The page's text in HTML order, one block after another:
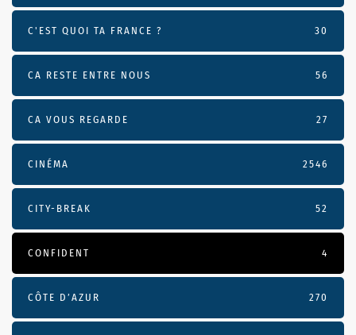
C'EST QUOI TA FRANCE ? 30
CA RESTE ENTRE NOUS 56
CA VOUS REGARDE 27
CINÉMA 2546
CITY-BREAK 52
CONFIDENT 4
CÔTE D’AZUR 270